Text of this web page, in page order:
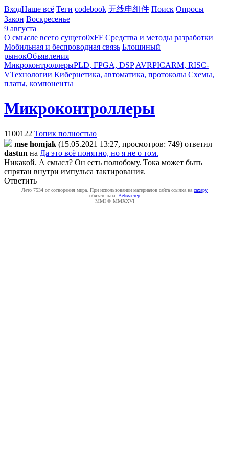
ВходНаше всё Теги codebook 无线电组件 Поиск Опросы
Закон Воскресенье
9 августа
О смысле всего сущего0xFF Средства и методы разработки
Мобильная и беспроводная связь Блошиный
рынокОбъявления
МикроконтроллерыPLD, FPGA, DSP AVRPICARM, RISC-
VТехнологии Кибернетика, автоматика, протоколы Схемы,
платы, компоненты
Микроконтроллеры
1100122 Топик полностью
mse homjak (15.05.2021 13:27, просмотров: 749) ответил
dastun на Да это всё понятно, но я не о том.
Никакой. А смысл? Он есть полюбому. Тока может быть
спрятан внутри импульса тактирования.
Ответить
Лето 7534 от сотворения мира. При использовании материалов сайта ссылка на caxapу
обязательна. Вебмастер
MMI © MMXXVI